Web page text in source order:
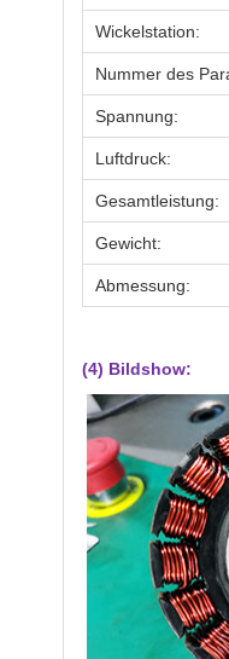
Wickelstation:
Nummer des
Spannung:
Luftdruck:
Gesamtleistung:
Gewicht:
Abmessung:
(4) Bildshow: